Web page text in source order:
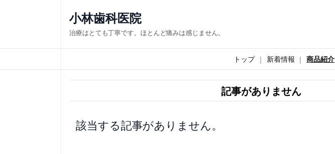
ス
キ
小林歯科医院
治療はとても丁寧です。ほとんど痛みは感じません。
トップ 新着情報 商品紹介
記事がありません
該当する記事がありません。